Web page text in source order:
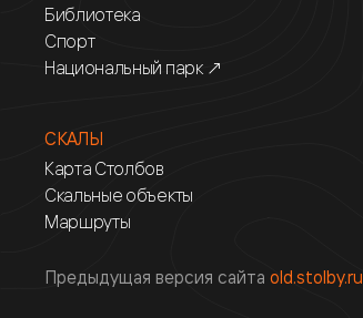
Библиотека
Спорт
Национальный парк ↗
СКАЛЫ
Карта Столбов
Скальные объекты
Маршруты
Предыдущая версия сайта old.stolby.ru